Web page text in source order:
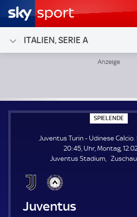
ITALIEN, SERIE A
SPIELENDE
P
E
L
E
N
Juventus Turin - Udinese Calcio.
20:45, Uhr, Montag,
Juventus Stadium
Juventus Turin